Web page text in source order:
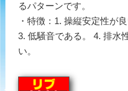
るパターンです。
・特徴：1. 操縦安定性が
3. 低騒音である。 4. 排水
い。